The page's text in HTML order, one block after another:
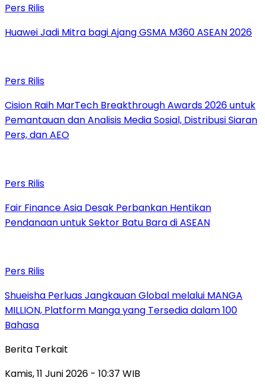
Pers Rilis
Huawei Jadi Mitra bagi Ajang GSMA M360 ASEAN 2026
Pers Rilis
Cision Raih MarTech Breakthrough Awards 2026 untuk
Pemantauan dan Analisis Media Sosial, Distribusi Siaran
Pers, dan AEO
Pers Rilis
Fair Finance Asia Desak Perbankan Hentikan
Pendanaan untuk Sektor Batu Bara di ASEAN
Pers Rilis
Shueisha Perluas Jangkauan Global melalui MANGA
MILLION, Platform Manga yang Tersedia dalam 100
Bahasa
Berita Terkait
Kamis, 11 Juni 2026 - 10:37 WIB